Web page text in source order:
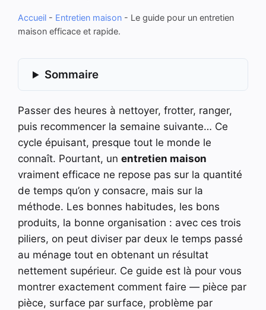
Accueil - Entretien maison - Le guide pour un entretien
maison efficace et rapide.
Sommaire
Passer des heures à nettoyer, frotter, ranger,
puis recommencer la semaine suivante… Ce
cycle épuisant, presque tout le monde le
connaît. Pourtant, un entretien maison
vraiment efficace ne repose pas sur la quantité
de temps qu’on y consacre, mais sur la
méthode. Les bonnes habitudes, les bons
produits, la bonne organisation : avec ces trois
piliers, on peut diviser par deux le temps passé
au ménage tout en obtenant un résultat
nettement supérieur. Ce guide est là pour vous
montrer exactement comment faire — pièce par
pièce, surface par surface, problème par